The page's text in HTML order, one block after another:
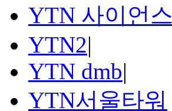
YTN 사이언스
YTN2|
YTN dmb|
YTN서울타워